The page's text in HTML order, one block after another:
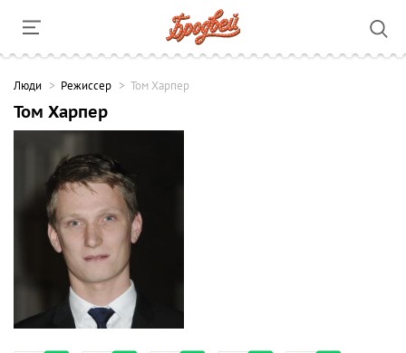
Люди Режиссер Том Харпер
Том Харпер